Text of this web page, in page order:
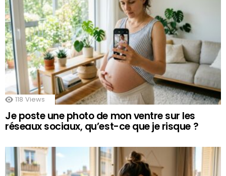
118 Views
Je poste une photo de mon ventre sur les
réseaux sociaux, qu’est-ce que je risque ?